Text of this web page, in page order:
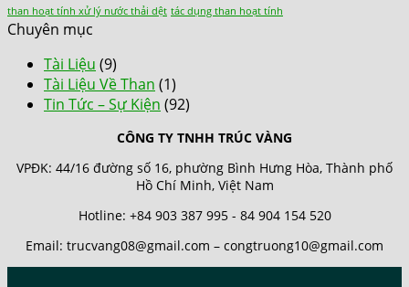
than hoạt tính xử lý nước thải dệt tác dụng than hoạt tính
Chuyên mục
Tài Liệu (9)
Tài Liệu Về Than (1)
Tin Tức – Sự Kiện (92)
CÔNG TY TNHH TRÚC VÀNG
VPĐK: 44/16 đường số 16, phường Bình Hưng Hòa, Thành phố
Hồ Chí Minh, Việt Nam
Hotline: +84 903 387 995 - 84 904 154 520
Email: trucvang08@gmail.com – congtruong10@gmail.com